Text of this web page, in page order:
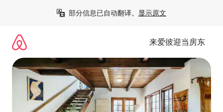
部分信息已自动翻译。 显示原文
来爱彼迎当房东